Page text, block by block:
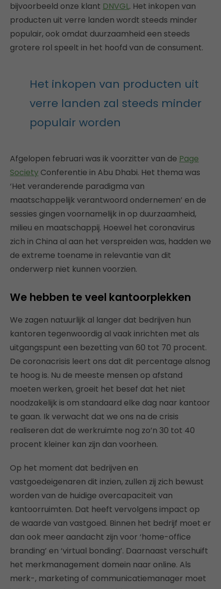
bijvoorbeeld onze klant DNVGL. Het inkopen van
producten uit verre landen wordt steeds minder
populair, ook omdat duurzaamheid een steeds
grotere rol speelt in het hoofd van de consument.
Het inkopen van producten uit
verre landen zal steeds minder
populair worden
Afgelopen februari was ik voorzitter van de Page
Society Conferentie in Abu Dhabi. Het thema was
‘Het veranderende paradigma van
maatschappelijk verantwoord ondernemen’ en de
sessies gingen voornamelijk in op duurzaamheid,
milieu en maatschappij. Hoewel het coronavirus
zich in China al aan het verspreiden was, hadden we
de extreme toename in relevantie van dit
onderwerp niet kunnen voorzien.
We hebben te veel kantoorplekken
We zagen natuurlijk al langer dat bedrijven hun
kantoren tegenwoordig al vaak inrichten met als
uitgangspunt een bezetting van 60 tot 70 procent.
De coronacrisis leert ons dat dit percentage alsnog
te hoog is. Nu de meeste mensen op afstand
moeten werken, groeit het besef dat het niet
noodzakelijk is om standaard elke dag naar kantoor
te gaan. Ik verwacht dat we ons na de crisis
realiseren dat de werkruimte nog zo’n 30 tot 40
procent kleiner kan zijn dan voorheen.
Op het moment dat bedrijven en
vastgoedeigenaren dit inzien, zullen zij zich bewust
worden van de huidige overcapaciteit van
kantoorruimten. Dat heeft vervolgens impact op
de waarde van vastgoed. Binnen het bedrijf moet er
dan ook meer aandacht zijn voor ‘home-office
branding’ en ‘virtual bonding’. Daarnaast verschuift
het merkmanagement domein naar online. Als
merk-, marketing of communicatiemanager moet